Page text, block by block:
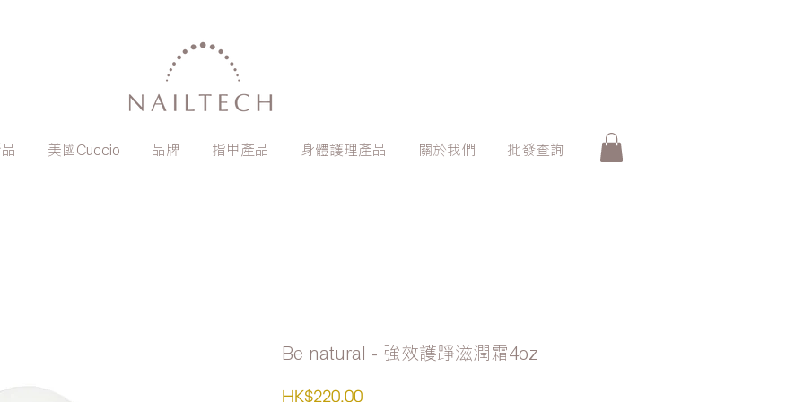
美國Cuccio 品牌 指甲產品 身體護理產品 關於我們 批發查詢
Be natural - 強效護踭滋潤霜4oz
HK$220.00價